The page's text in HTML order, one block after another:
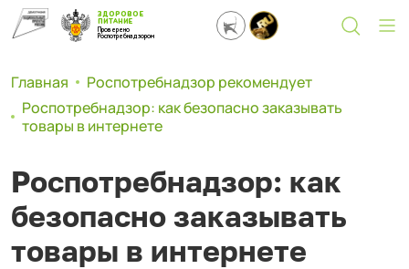
ЗДОРОВОЕ
ПИТАНИЕ
Проверено
Роспотребнадзором
Главная
Роспотребнадзор рекомендует
Роспотребнадзор: как безопасно заказывать
товары в интернете
Роспотребнадзор: как
безопасно заказывать
товары в интернете